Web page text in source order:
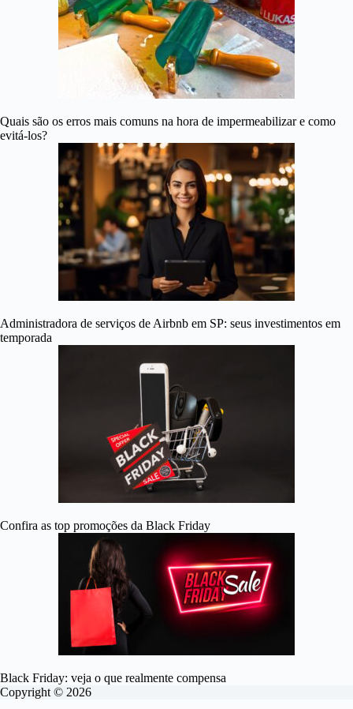
Quais são os erros mais comuns na hora de impermeabilizar e como
evitá-los?
Administradora de serviços de Airbnb em SP: seus investimentos em
temporada
Confira as top promoções da Black Friday
Black Friday: veja o que realmente compensa
Copyright © 2026